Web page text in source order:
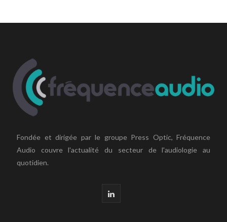
Fondée et dirigée par le groupe Press Optic, Fréquence
Audio couvre l'actualité du secteur de l'audiologie au
quotidien.
L